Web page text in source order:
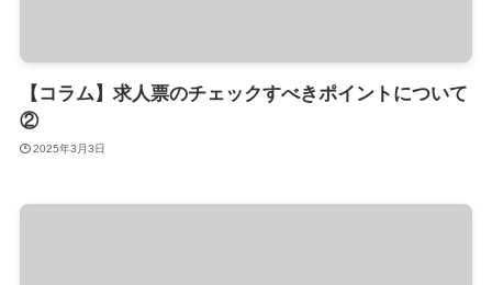
【コラム】求人票のチェックすべきポイントについて
②
2025年3月3日